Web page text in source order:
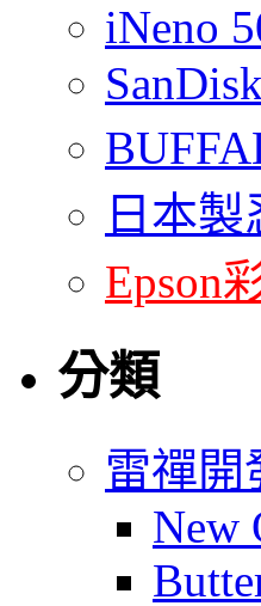
iNeno
日本
Epson
分類
雷禪開
New